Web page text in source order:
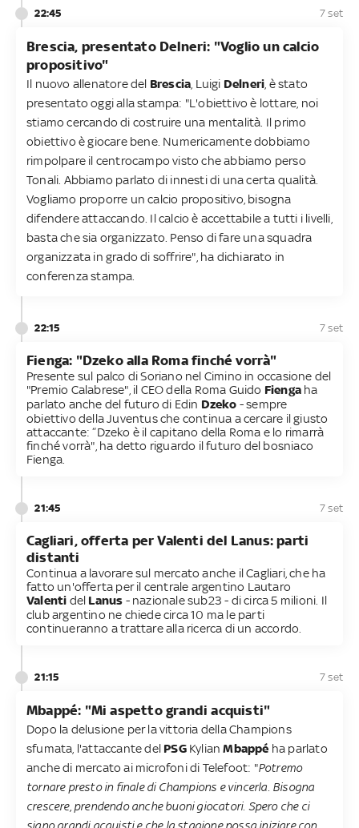
22:45 7 set
Brescia, presentato Delneri: "Voglio un calcio
propositivo"
Il nuovo allenatore del Brescia , Luigi Delneri , è stato
presentato oggi alla stampa: "L'obiettivo è lottare, noi
stiamo cercando di costruire una mentalità. Il primo
obiettivo è giocare bene. Numericamente dobbiamo
rimpolpare il centrocampo visto che abbiamo perso
Tonali. Abbiamo parlato di innesti di una certa qualità.
Vogliamo proporre un calcio propositivo, bisogna
difendere attaccando. Il calcio è accettabile a tutti i livelli,
basta che sia organizzato. Penso di fare una squadra
organizzata in grado di soffrire", ha dichiarato in
conferenza stampa.
22:15 7 set
Fienga: "Dzeko alla Roma finché vorrà"
Presente sul palco di Soriano nel Cimino in occasione del
"Premio Calabrese", il CEO della Roma Guido Fienga ha
parlato anche del futuro di Edin Dzeko - sempre
obiettivo della Juventus che continua a cercare il giusto
attaccante: “Dzeko è il capitano della Roma e lo rimarrà
finché vorrà", ha detto riguardo il futuro del bosniaco
Fienga.
21:45 7 set
Cagliari, offerta per Valenti del Lanus: parti
distanti
Continua a lavorare sul mercato anche il Cagliari, che ha
fatto un'offerta per il centrale argentino Lautaro
Valenti del Lanus - nazionale sub23 - di circa 5 milioni. Il
club argentino ne chiede circa 10 ma le parti
continueranno a trattare alla ricerca di un accordo.
21:15 7 set
Mbappé: "Mi aspetto grandi acquisti"
Dopo la delusione per la vittoria della Champions
sfumata, l'attaccante del PSG KylianMbappé ha parlato
anche di mercato ai microfoni di Telefoot: "Potremo
tornare presto in finale di Champions e vincerla. Bisogna
crescere, prendendo anche buoni giocatori. Spero che ci
siano grandi acquisti e che la stagione possa iniziare con